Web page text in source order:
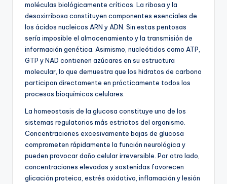
moléculas biológicamente críticas. La ribosa y la
desoxirribosa constituyen componentes esenciales de
los ácidos nucleicos ARN y ADN. Sin estas pentosas
sería imposible el almacenamiento y la transmisión de
información genética. Asimismo, nucleótidos como ATP,
GTP y NAD contienen azúcares en su estructura
molecular, lo que demuestra que los hidratos de carbono
participan directamente en prácticamente todos los
procesos bioquímicos celulares.
La homeostasis de la glucosa constituye uno de los
sistemas regulatorios más estrictos del organismo.
Concentraciones excesivamente bajas de glucosa
comprometen rápidamente la función neurológica y
pueden provocar daño celular irreversible. Por otro lado,
concentraciones elevadas y sostenidas favorecen
glicación proteica, estrés oxidativo, inflamación y lesión